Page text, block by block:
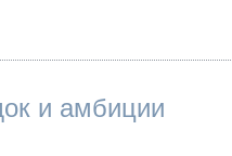
и амбиции